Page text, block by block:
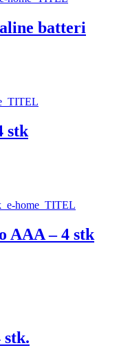
batteri
stk
AAA – 4 stk